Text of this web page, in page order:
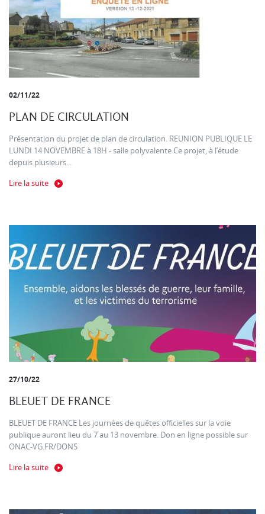
02/11/22
PLAN DE CIRCULATION
Présentation du projet de plan de circulation. REUNION PUBLIQUE LE
LUNDI 14 NOVEMBRE à 18H - salle polyvalente Ce projet, à l’étude
depuis plusieurs...
Lire la suite
27/10/22
BLEUET DE FRANCE
BLEUET DE FRANCE Les journées de quêtes officielles sur la voie
publique auront lieu du 7 au 13 novembre. Don en ligne possible sur
ONAC-VG.FR/DONS
Lire la suite